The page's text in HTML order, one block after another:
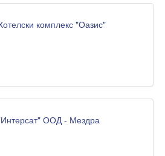
комплекс "Оазис"
ООД - Мездра